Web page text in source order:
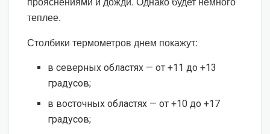
теплее.
Столбики термометров днем покажут:
в северных областях — от +11 до +13
градусов;
в восточных областях — от +10 до +17
градусов;